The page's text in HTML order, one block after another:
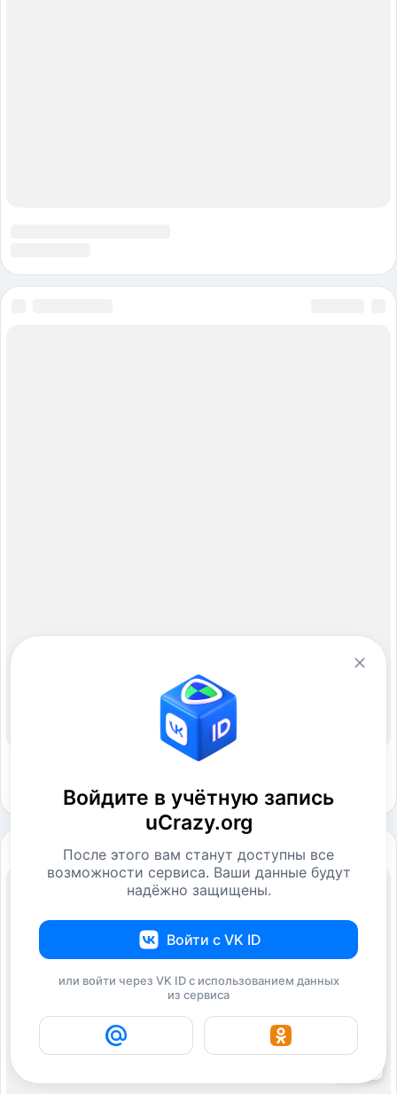
Войдите в учётную запись
uCrazy.org
После этого вам станут доступны все
возможности сервиса. Ваши данные будут
надёжно защищены.
Войти с VK ID
или войти через VK ID с использованием данных
из сервиса